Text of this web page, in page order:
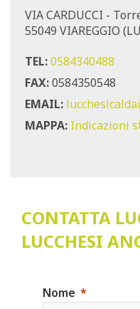
VIA CARDUCCI -
55049 VIAREGGIO
TEL:0584340488
FAX:0584350548
EMAIL:
MAPPA: Indicazioni
CONTATTA
LUCCHESI
Nome